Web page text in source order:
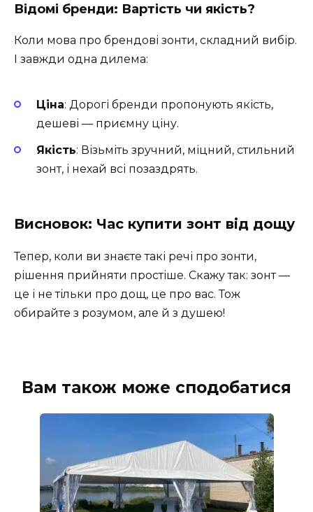
Відомі бренди: Вартість чи якість?
Коли мова про брендові зонти, складний вибір.
І завжди одна дилема:
Ціна: Дорогі бренди пропонують якість,
дешеві — приємну ціну.
Якість: Візьміть зручний, міцний, стильний
зонт, і нехай всі позаздрять.
Висновок: Час купити зонт від дощу
Тепер, коли ви знаєте такі речі про зонти,
рішення прийняти простіше. Скажу так: зонт —
це і не тільки про дощ, це про вас. Тож
обирайте з розумом, але й з душею!
Вам також може сподобатися